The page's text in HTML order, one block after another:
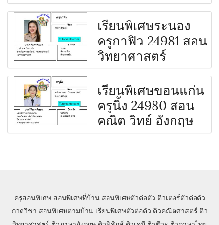
เรียนพิเศษระนอง
ครูกาฟิว 24981 สอน
วิทยาศาสตร์
เรียนพิเศษขอนแก่น
ครูนิ้ง 24980 สอน
คณิต วิทย์ อังกฤษ
ครูสอนพิเศษ สอนพิเศษที่บ้าน สอนพิเศษตัวต่อตัว ติวเตอร์ตัวต่อตัว
กวดวิชา สอนพิเศษตามบ้าน เรียนพิเศษตัวต่อตัว ติวคณิตศาสตร์ ติว